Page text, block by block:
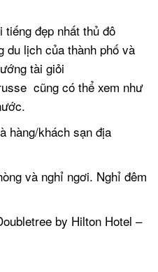
tiếng đẹp nhất thủ đô
du lịch của thành phố và
tài giỏi
cũng có thể xem như
khách sạn địa
và nghỉ ngơi. Nghỉ đêm
by Hilton Hotel –